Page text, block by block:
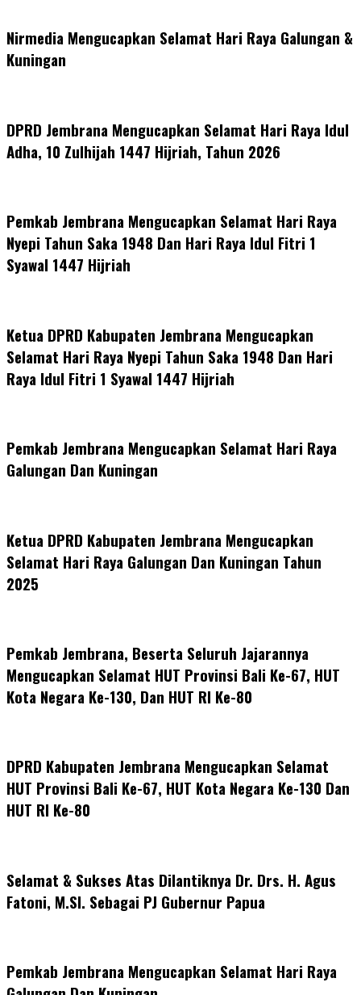
Nirmedia Mengucapkan Selamat Hari Raya Galungan &
Kuningan
DPRD Jembrana Mengucapkan Selamat Hari Raya Idul
Adha, 10 Zulhijah 1447 Hijriah, Tahun 2026
Pemkab Jembrana Mengucapkan Selamat Hari Raya
Nyepi Tahun Saka 1948 Dan Hari Raya Idul Fitri 1
Syawal 1447 Hijriah
Ketua DPRD Kabupaten Jembrana Mengucapkan
Selamat Hari Raya Nyepi Tahun Saka 1948 Dan Hari
Raya Idul Fitri 1 Syawal 1447 Hijriah
Pemkab Jembrana Mengucapkan Selamat Hari Raya
Galungan Dan Kuningan
Ketua DPRD Kabupaten Jembrana Mengucapkan
Selamat Hari Raya Galungan Dan Kuningan Tahun
2025
Pemkab Jembrana, Beserta Seluruh Jajarannya
Mengucapkan Selamat HUT Provinsi Bali Ke-67, HUT
Kota Negara Ke-130, Dan HUT RI Ke-80
DPRD Kabupaten Jembrana Mengucapkan Selamat
HUT Provinsi Bali Ke-67, HUT Kota Negara Ke-130 Dan
HUT RI Ke-80
Selamat & Sukses Atas Dilantiknya Dr. Drs. H. Agus
Fatoni, M.SI. Sebagai PJ Gubernur Papua
Pemkab Jembrana Mengucapkan Selamat Hari Raya